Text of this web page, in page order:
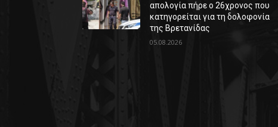
απολογία πήρε ο 26χρονος που
κατηγορείται για τη δολοφονία
της Βρετανίδας
05.08.2026